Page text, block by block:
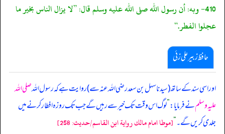
410- وبه: أن رسول الله صلى الله عليه وسلم قال: ”لا يزال الناس بخير ما
عجلوا الفطر.“
حافظ زبیر علی زئی
اور اسی سند کے ساتھ (سیدنا سہل بن سعد رضی اللہ عنہ سے) روایت ہے کہ رسول اللہصلی اللہ
علیہ وسلمنے فرمایا:”لوگ اس وقت تک خیر سے رہیں گے جب تک روزہ افطار کرنے میں
جلدی کریں گے۔“[موطا امام مالك رواية ابن القاسم/حدیث: 258]